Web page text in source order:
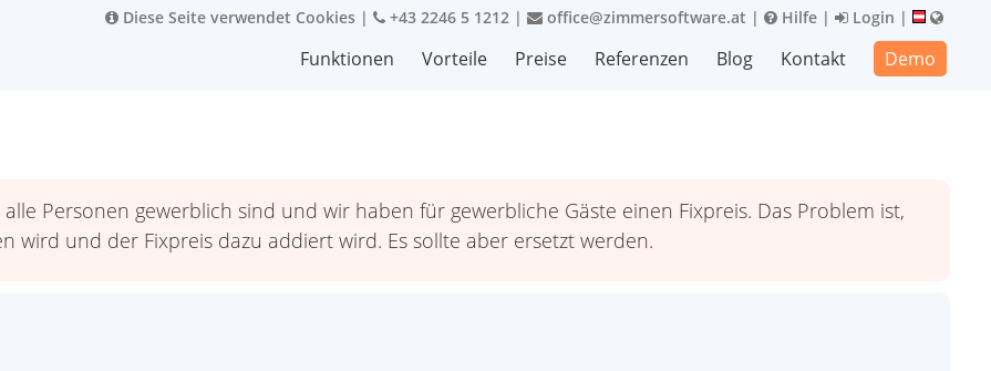
Diese Seite verwendet Cookies | +43 2246 5 1212 | office@zimmersoftware.at | Hilfe | Login |
Funktionen Vorteile Preise Referenzen Blog Kontakt Demo
Personen gewerblich sind und wir haben für gewerbliche Gäste einen Fixpreis. Das Problem ist,
wird und der Fixpreis dazu addiert wird. Es sollte aber ersetzt werden.